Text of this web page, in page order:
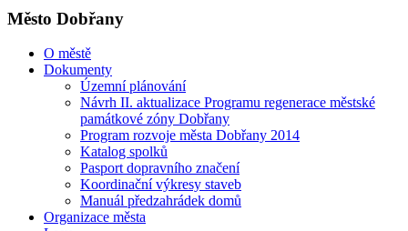
Město Dobřany
O městě
Dokumenty
Územní plánování
Návrh II. aktualizace Programu regenerace městské
památkové zóny Dobřany
Program rozvoje města Dobřany 2014
Katalog spolků
Pasport dopravního značení
Koordinační výkresy staveb
Manuál předzahrádek domů
Organizace města